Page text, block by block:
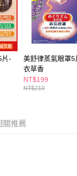
用戶狀況，依本公司即
，本公司將視審查結果
發現惡意使用之情形，
並採取法律行動。
片-
美舒律蒸氣眼罩5
衣草香
NT$199
NT$210
關推薦